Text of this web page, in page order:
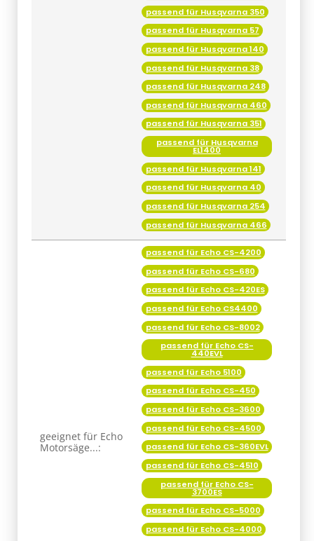
passend für Husqvarna 350
passend für Husqvarna 57
passend für Husqvarna 140
passend für Husqvarna 38
passend für Husqvarna 248
passend für Husqvarna 460
passend für Husqvarna 351
passend für Husqvarna
EL1400
passend für Husqvarna 141
passend für Husqvarna 40
passend für Husqvarna 254
passend für Husqvarna 466
geeignet für Echo
Motorsäge...:
passend für Echo CS-4200
passend für Echo CS-680
passend für Echo CS-420ES
passend für Echo CS4400
passend für Echo CS-8002
passend für Echo CS-
440EVL
passend für Echo 5100
passend für Echo CS-450
passend für Echo CS-3600
passend für Echo CS-4500
passend für Echo CS-360EVL
passend für Echo CS-4510
passend für Echo CS-
3700ES
passend für Echo CS-5000
passend für Echo CS-4000